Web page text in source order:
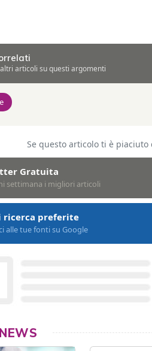
articoli su questi argomenti
Se questo articolo ti è
Gratuita
settimana i migliori articoli
ricerca preferite
alle tue fonti su Google